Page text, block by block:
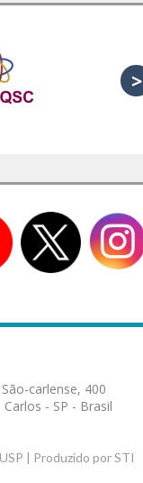
>
carlense, 400
- SP - Brasil
| Produzido por STI